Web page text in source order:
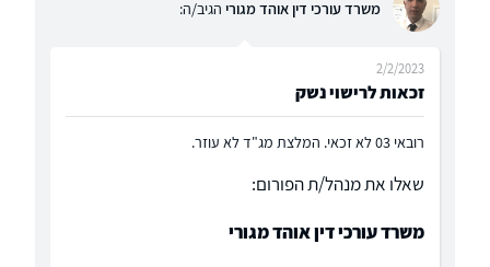
משרד עורכי דין אוהד מגורי הגיב/ה:
זכאות לרישוי נשק
2/2/2023
רובאי 03 לא זכאי. המלצת מג"ד לא עוזר.
שאלו את מנהל/ת הפורום:
משרד עורכי דין אוהד מגורי